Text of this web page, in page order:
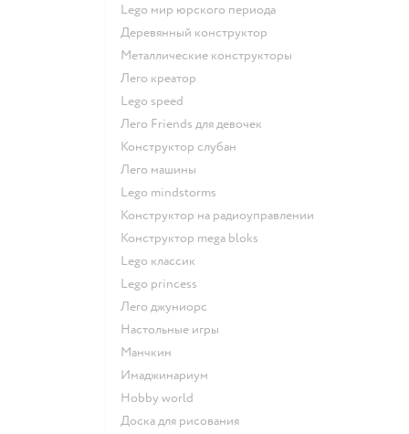
Lego мир юрского периода
Деревянный конструктор
Металлические конструкторы
Лего креатор
Lego speed
Лего Friends для девочек
Конструктор слубан
Лего машины
Lego mindstorms
Конструктор на радиоуправлении
Конструктор mega bloks
Lego классик
Lego princess
Лего джуниорс
Настольные игры
Манчкин
Имаджинариум
Hobby world
Доска для рисования